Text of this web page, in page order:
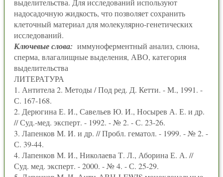
выделительства. Для исследований используют
надосадочную жидкость, что позволяет сохранить
клеточный материал для молекулярно-генетических
исследований.
Ключевые слова: иммуноферментный анализ, слюна,
сперма, влагалищные выделения, АВО, категория
выделительства
ЛИТЕРАТУРА
1. Антитела 2. Методы / Под ред. Д. Кетти. - М., 1991. -
С. 167-168.
2. Дерюгина Е. И., Савельев Ю. И., Носырев А. Е. и др.
// Суд.-мед. эксперт. - 1992. - № 2. - С. 23-26.
3. Лапенков М. И. и др. // Пробл. гематол. - 1999. - № 2. -
С. 39-44.
4. Лапенков М. И., Николаева Т. Л., Аборина Е. А. //
Суд. мед. эксперт. - 2000. - № 4. - С. 25-29.